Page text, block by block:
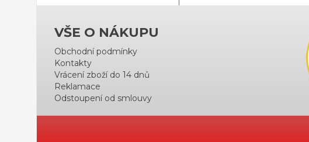
VŠE O NÁKUPU
Obchodní podmínky
Kontakty
Vrácení zboží do 14 dnů
Reklamace
Odstoupení od smlouvy